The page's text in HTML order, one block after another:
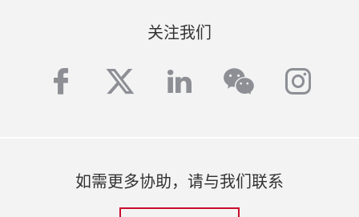
关注我们
facebook
twitterlinkedinwechat
如需更多协助，请与我们联系